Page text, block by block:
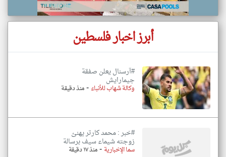
أبرز اخبار فلسطين
#آرسنال يعلن صفقة
جيمارايش
وكالة شهاب للأنباء -منذ دقيقة
#خبر : محمد كارتر يهنئ
زوجته شيماء سيف برسالة
سما الإخبارية -منذ ١٧ دقيقة